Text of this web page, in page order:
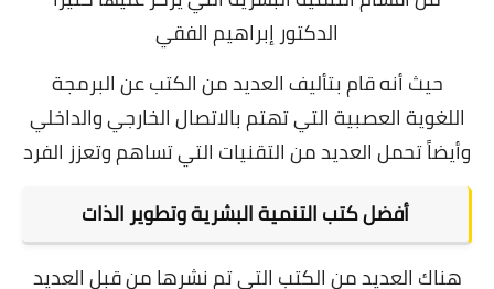
الدكتور إبراهيم الفقي
حيث أنه قام بتأليف العديد من الكتب عن البرمجة
اللغوية العصبية التي تهتم بالاتصال الخارجي والداخلي
وأيضاً تحمل العديد من التقنيات التي تساهم وتعزز الفرد
أفضل كتب التنمية البشرية وتطوير الذات
هناك العديد من الكتب التي تم نشرها من قبل العديد